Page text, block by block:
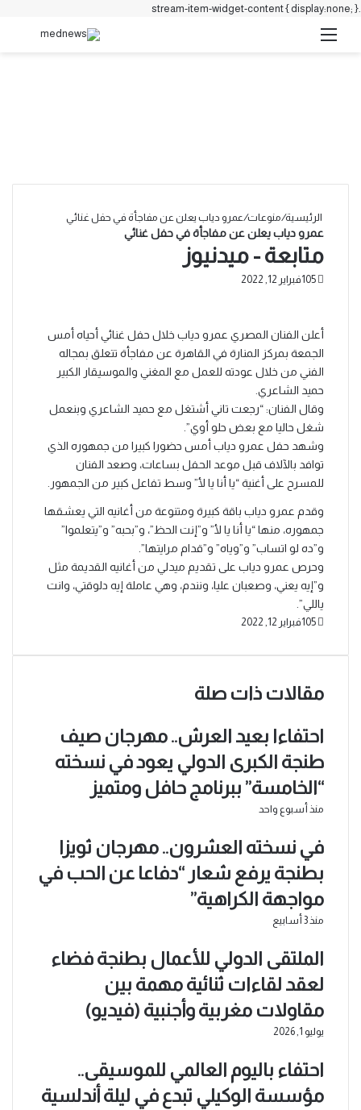
.stream-item-widget-content { display:none; }
القائمة
الرئيسية/منوعات/عمرو دياب يعلن عن مفاجأة في حفل غنائي
عمرو دياب يعلن عن مفاجأة في حفل غنائي
متابعة - ميدنيوز
فبراير 12, 2022
أعلن الفنان المصري عمرو دياب خلال حفل غنائي أحياه أمس
الجمعة بمركز المنارة في القاهرة عن مفاجأة تتعلق بمجاله
الفني من خلال عودته للعمل مع المغني والموسيقار الكبير
حميد الشاعري.
وقال الفنان: “رجعت تاني أشتغل مع حميد الشاعري وبنعمل
شغل حاليا مع بعض حلو أوي”.
وشهد حفل عمرو دياب أمس حضورا كبيرا من جمهوره الذي
توافد بالآلاف قبل موعد الحفل بساعات، وصعد الفنان
للمسرح على أغنية “يا أنا يا لأ” وسط تفاعل كبير من الجمهور.
وقدم عمرو دياب باقة كبيرة ومتنوعة من أغانيه التي يعشقها
جمهوره، منها “يا أنا يا لأ” و”إنت الحظ”، و”بحبه” و”يتعلموا”
و”ده لو اتساب” و”وياه” و”قدام مرايتها”.
وحرص عمرو دياب على تقديم ميدلي من أغانيه القديمة مثل
و”إيه يعني، وصعبان عليا، ونندم، وهي عاملة إيه دلوقتي، وانت
ياللي”.
فبراير 12, 2022
مقالات ذات صلة
احتفاءا بعيد العرش.. مهرجان صيف
طنجة الكبرى الدولي يعود في نسخته
“الخامسة” ببرنامج حافل ومتميز
منذ أسبوع واحد
في نسخته العشرون.. مهرجان ثويزا
بطنجة يرفع شعار “دفاعا عن الحب في
مواجهة الكراهية”
منذ 3 أسابيع
الملتقى الدولي للأعمال بطنجة فضاء
لعقد لقاءات ثنائية مهمة بين
مقاولات مغربية وأجنبية (فيديو)
يوليو 1, 2026
احتفاء باليوم العالمي للموسيقى..
مؤسسة الوكيلي تبدع في ليلة أندلسية